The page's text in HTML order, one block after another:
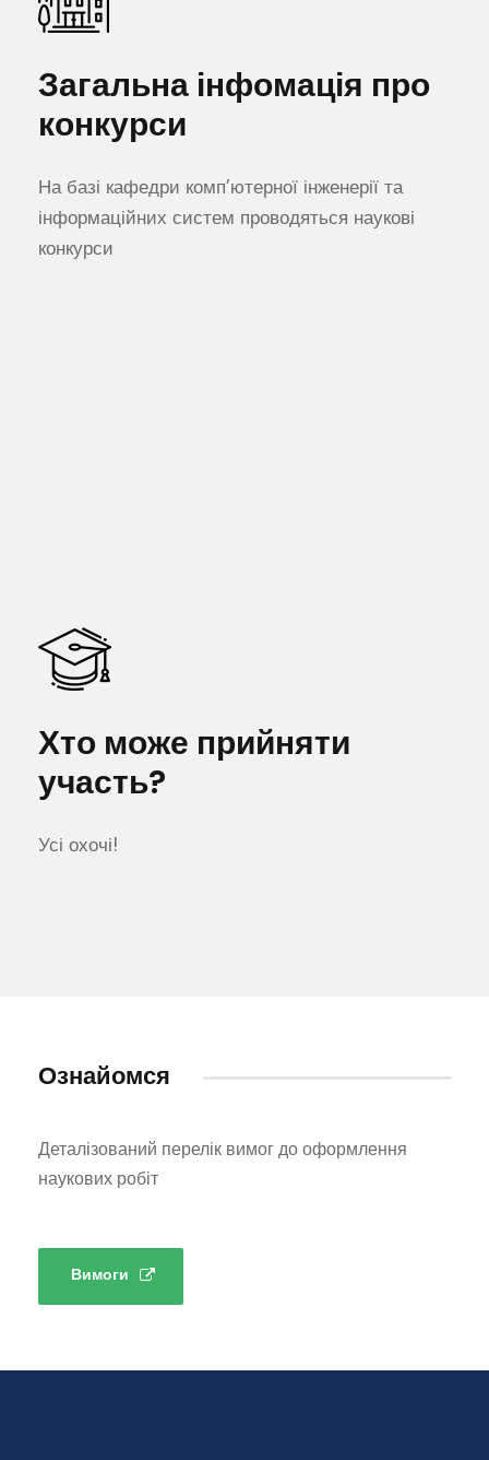
Загальна інфомація про
конкурси
На базі кафедри комп’ютерної інженерії та
інформаційних систем проводяться наукові
конкурси
Хто може прийняти
участь?
Усі охочі!
Ознайомся
Деталізований перелік вимог до оформлення
наукових робіт
Вимоги